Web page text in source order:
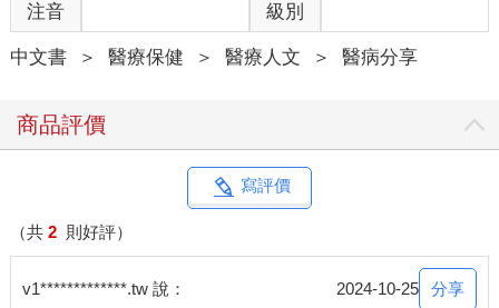
注音 級別
中文書 ＞ 醫療保健 ＞ 醫療人文 ＞ 醫病分享
商品評價
寫評價
（共 2 則好評）
v1*************.tw 說： 2024-10-25 分享